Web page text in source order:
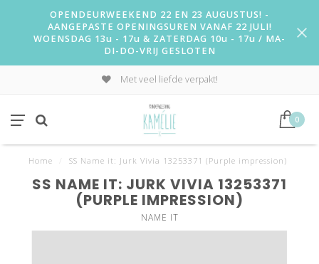
OPENDEURWEEKEND 22 EN 23 AUGUSTUS! -
AANGEPASTE OPENINGSUREN VANAF 22 JULI!
WOENSDAG 13u - 17u & ZATERDAG 10u - 17u / MA-
DI-DO-VRIJ GESLOTEN
Met veel liefde verpakt!
0
Home SS Name it: Jurk Vivia 13253371 (Purple impression)
SS NAME IT: JURK VIVIA 13253371
(PURPLE IMPRESSION)
NAME IT